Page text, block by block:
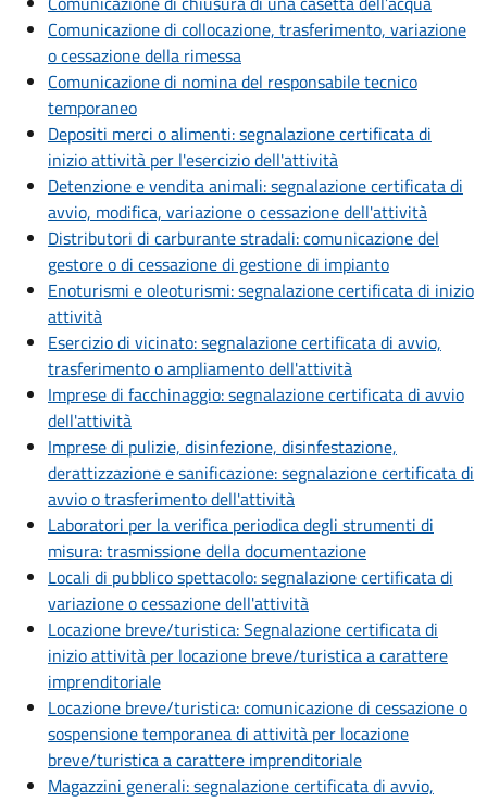
Comunicazione di collocazione, trasferimento, variazione
o cessazione della rimessa
Comunicazione di nomina del responsabile tecnico
temporaneo
Depositi merci o alimenti: segnalazione certificata di
inizio attività per l'esercizio dell'attività
Detenzione e vendita animali: segnalazione certificata di
avvio, modifica, variazione o cessazione dell'attività
Distributori di carburante stradali: comunicazione del
gestore o di cessazione di gestione di impianto
Enoturismi e oleoturismi: segnalazione certificata di inizio
attività
Esercizio di vicinato: segnalazione certificata di avvio,
trasferimento o ampliamento dell'attività
Imprese di facchinaggio: segnalazione certificata di avvio
dell'attività
Imprese di pulizie, disinfezione, disinfestazione,
derattizzazione e sanificazione: segnalazione certificata di
avvio o trasferimento dell'attività
Laboratori per la verifica periodica degli strumenti di
misura: trasmissione della documentazione
Locali di pubblico spettacolo: segnalazione certificata di
variazione o cessazione dell'attività
Locazione breve/turistica: Segnalazione certificata di
inizio attività per locazione breve/turistica a carattere
imprenditoriale
Locazione breve/turistica: comunicazione di cessazione o
sospensione temporanea di attività per locazione
breve/turistica a carattere imprenditoriale
Magazzini generali: segnalazione certificata di avvio,